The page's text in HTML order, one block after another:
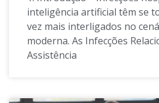
inteligência artificial têm se
vez mais interligados no
moderna. As Infecções
Assistência